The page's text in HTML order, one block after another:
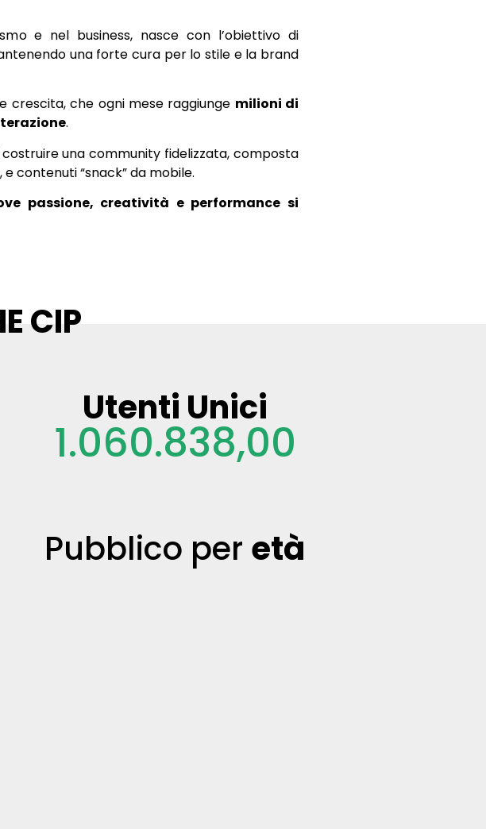
e nel business, nasce con l’obiettivo di
una forte cura per lo stile e la brand
crescita, che ogni mese raggiunge milioni di
.
una community fidelizzata, composta
contenuti “snack” da mobile.
passione, creatività e performance si
CIP
Utenti Unici
1.060.838,00
Pubblico per età